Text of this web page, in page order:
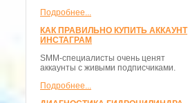
Подробнее...
КАК ПРАВИЛЬНО КУПИТЬ АККАУНТ
ИНСТАГРАМ
SMM-специалисты очень ценят
аккаунты с живыми подписчиками.
Подробнее...